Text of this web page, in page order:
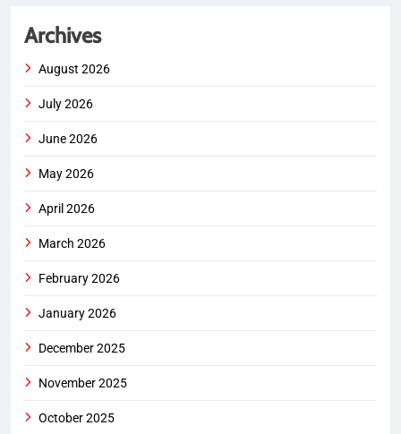
Archives
August 2026
July 2026
June 2026
May 2026
April 2026
March 2026
February 2026
January 2026
December 2025
November 2025
October 2025